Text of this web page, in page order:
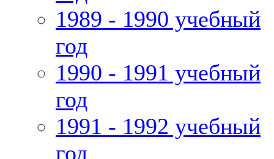
1989 - 1990 учебный
год
1990 - 1991 учебный
год
1991 - 1992 учебный
год